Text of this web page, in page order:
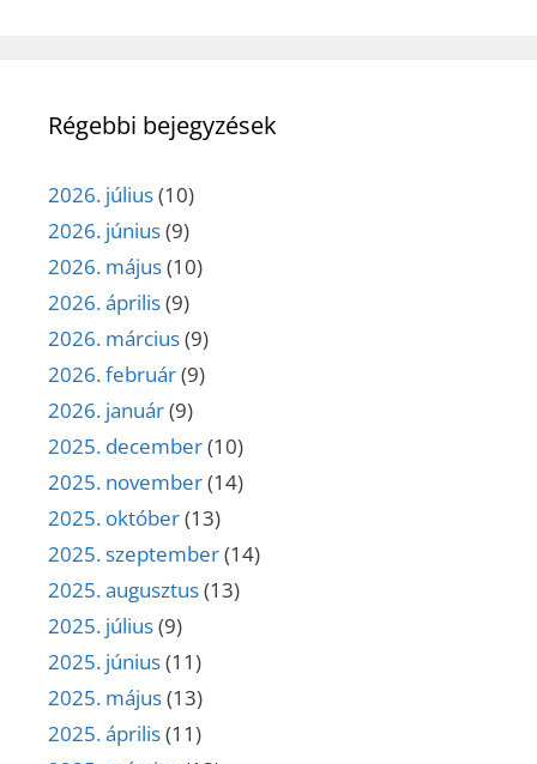
Régebbi bejegyzések
2026. július(10)
2026. június(9)
2026. május(10)
2026. április(9)
2026. március(9)
2026. február(9)
2026. január(9)
2025. december(10)
2025. november(14)
2025. október(13)
2025. szeptember(14)
2025. augusztus(13)
2025. július(9)
2025. június(11)
2025. május(13)
2025. április(11)